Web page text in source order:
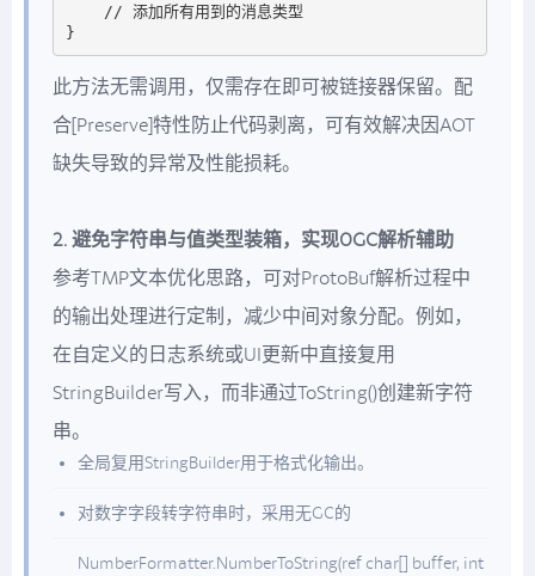
此方法无需调用，仅需存在即可被链接器保留。配
合[Preserve]特性防止代码剥离，可有效解决因AOT
缺失导致的异常及性能损耗。
2. 避免字符串与值类型装箱，实现0GC解析辅助
参考TMP文本优化思路，可对ProtoBuf解析过程中
的输出处理进行定制，减少中间对象分配。例如，
在自定义的日志系统或UI更新中直接复用
StringBuilder写入，而非通过ToString()创建新字符
串。
全局复用StringBuilder用于格式化输出。
对数字字段转字符串时，采用无GC的
NumberFormatter.NumberToString(ref char[] buffer, int